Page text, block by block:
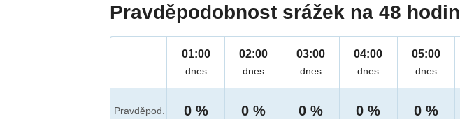
Pravděpodobnost srážek na 48 hodin
Pravděpod.
01:00
dnes
0 %
02:00
dnes
0 %
03:00
dnes
0 %
04:00
dnes
0 %
05:00
dnes
0 %